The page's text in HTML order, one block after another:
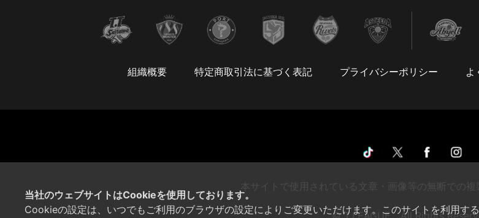
組織概要 特定商取引法に基づく表記 プライバシーポリシー よ
本サイトで使用されている文章・画像等の無断での複
当社のウェブサイトはCookieを使用しております。
Cookieの設定は、いつでもご利用のブラウザの設定によりご変更いただけます。このサイトを利用す